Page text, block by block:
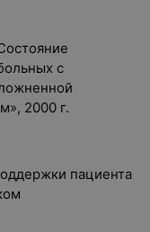
с
2000 г.
пациента